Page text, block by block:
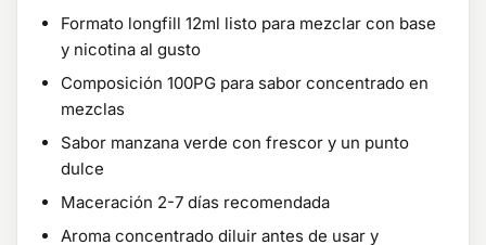
Formato longfill 12ml listo para mezclar con base
y nicotina al gusto
Composición 100PG para sabor concentrado en
mezclas
Sabor manzana verde con frescor y un punto
dulce
Maceración 2-7 días recomendada
Aroma concentrado diluir antes de usar y